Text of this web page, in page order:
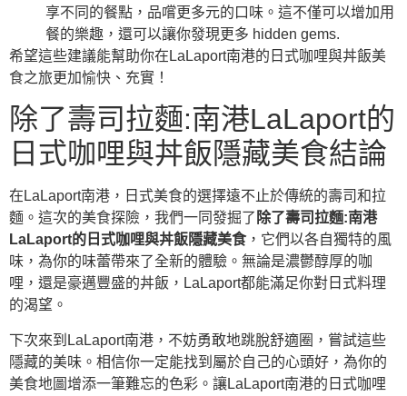
享不同的餐點，品嚐更多元的口味。這不僅可以增加用
餐的樂趣，還可以讓你發現更多 hidden gems.
希望這些建議能幫助你在LaLaport南港的日式咖哩與丼飯美
食之旅更加愉快、充實！
除了壽司拉麵:南港LaLaport的
日式咖哩與丼飯隱藏美食結論
在LaLaport南港，日式美食的選擇遠不止於傳統的壽司和拉
麵。這次的美食探險，我們一同發掘了 除了壽司拉麵:南港
LaLaport的日式咖哩與丼飯隱藏美食，它們以各自獨特的風
味，為你的味蕾帶來了全新的體驗。無論是濃鬱醇厚的咖
哩，還是豪邁豐盛的丼飯，LaLaport都能滿足你對日式料理
的渴望。
下次來到LaLaport南港，不妨勇敢地跳脫舒適圈，嘗試這些
隱藏的美味。相信你一定能找到屬於自己的心頭好，為你的
美食地圖增添一筆難忘的色彩。讓LaLaport南港的日式咖哩